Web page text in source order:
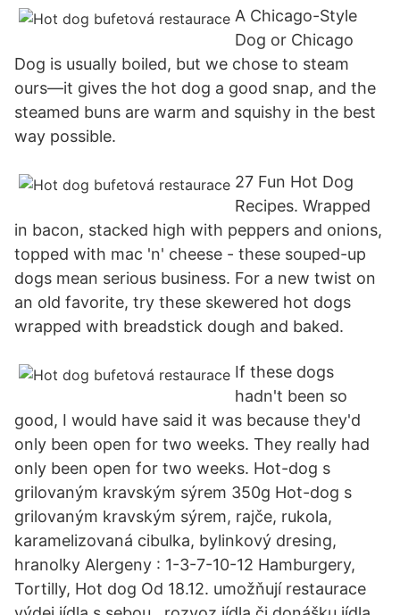
A Chicago-Style
Dog or Chicago
Dog is usually boiled, but we chose to steam
ours—it gives the hot dog a good snap, and the
steamed buns are warm and squishy in the best
way possible.
27 Fun Hot Dog
Recipes. Wrapped
in bacon, stacked high with peppers and onions,
topped with mac 'n' cheese - these souped-up
dogs mean serious business. For a new twist on
an old favorite, try these skewered hot dogs
wrapped with breadstick dough and baked.
If these dogs
hadn't been so
good, I would have said it was because they'd
only been open for two weeks. They really had
only been open for two weeks. Hot-dog s
grilovaným kravským sýrem 350g Hot-dog s
grilovaným kravským sýrem, rajče, rukola,
karamelizovaná cibulka, bylinkový dresing,
hranolky Alergeny : 1-3-7-10-12 Hamburgery,
Tortilly, Hot dog Od 18.12. umožňují restaurace